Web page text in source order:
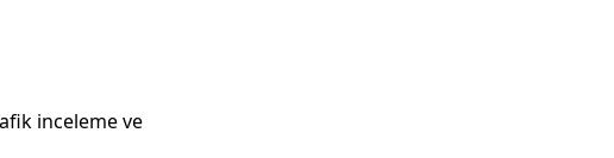
inceleme ve